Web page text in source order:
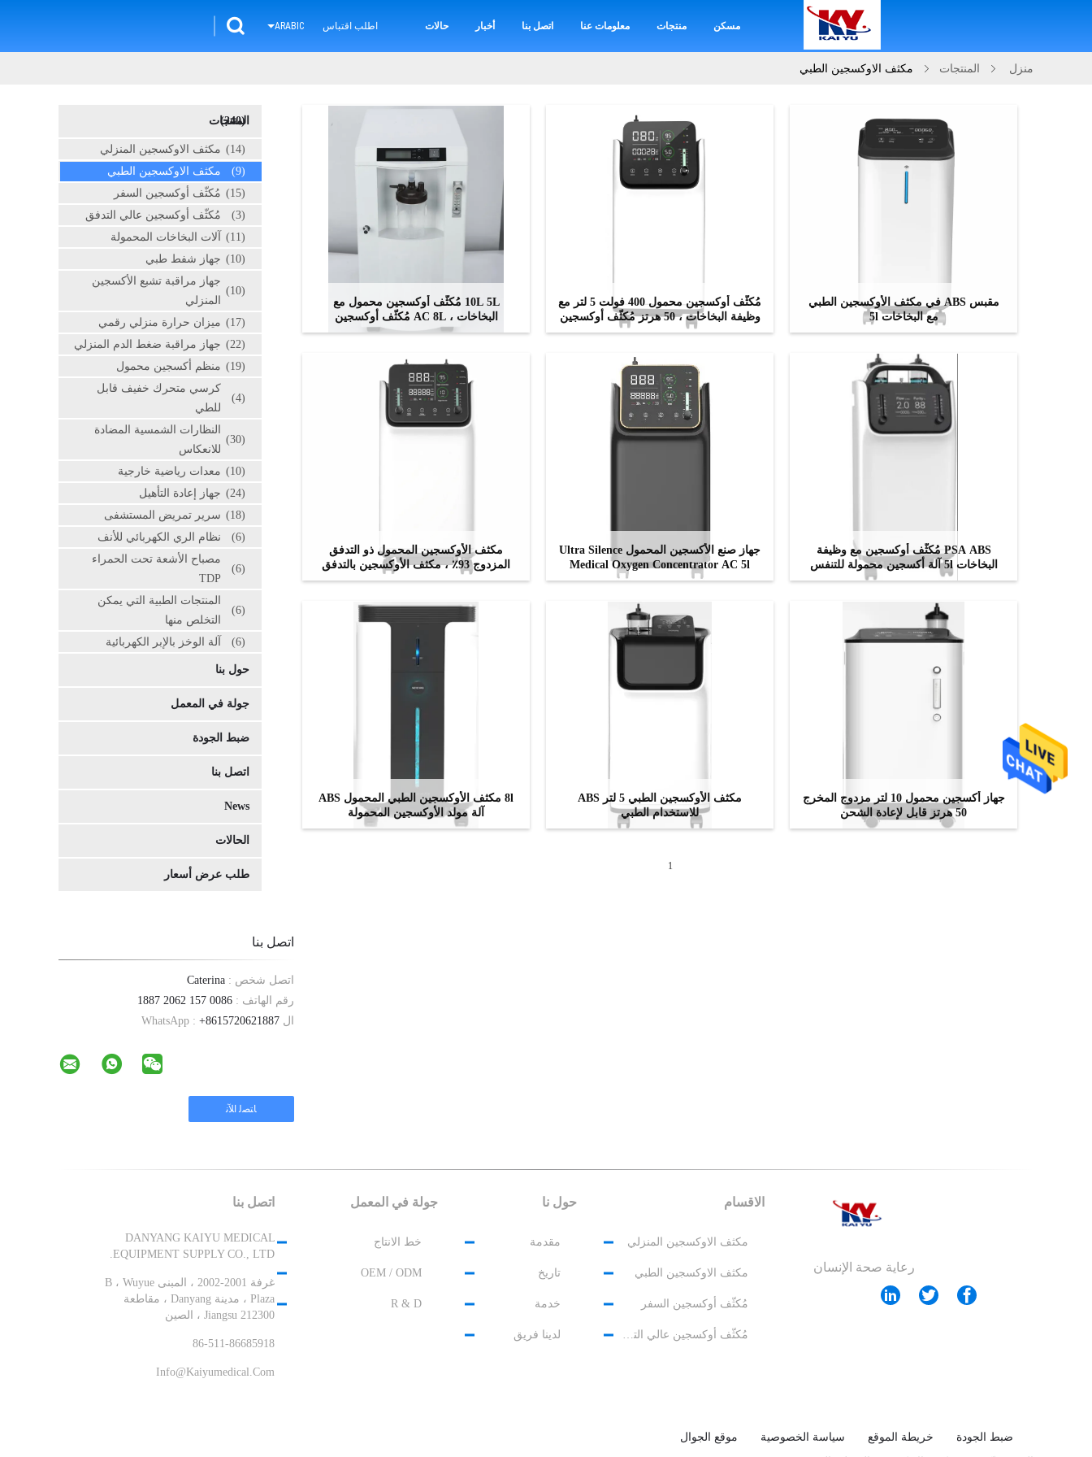
مسكن منتجات معلومات عنا اتصل بنا أخبار حالات اطلب اقتباس ARABIC
منزل المنتجات مكثف الاوكسجين الطبي
المنتجات
(240)
مكثف الاوكسجين المنزلي
(14)
مكثف الاوكسجين الطبي
(9)
مُكثّف أوكسجين السفر
(15)
مُكثّف أوكسجين عالي التدفق
(3)
آلات البخاخات المحمولة
(11)
جهاز شفط طبي
(10)
جهاز مراقبة تشبع الأكسجين
المنزلي
(10)
ميزان حرارة منزلي رقمي
(17)
جهاز مراقبة ضغط الدم المنزلي
(22)
منظم أكسجين محمول
(19)
كرسي متحرك خفيف قابل
للطي
(4)
النظارات الشمسية المضادة
للانعكاس
(30)
معدات رياضية خارجية
(10)
جهاز إعادة التأهيل
(24)
سرير تمريض المستشفى
(18)
نظام الري الكهربائي للأنف
(6)
مصباح الأشعة تحت الحمراء
TDP
(6)
المنتجات الطبية التي يمكن
التخلص منها
(6)
آلة الوخز بالإبر الكهربائية (6)
حول بنا
جولة في المعمل
ضبط الجودة
اتصل بنا
News
الحالات
طلب عرض أسعار
اتصل بنا
اتصل شخص :
رقم الهاتف :
ال WhatsApp : +8615720621887
10L 5L مُكثّف أوكسجين محمول مع
البخاخات ، AC 8L مُكثّف أوكسجين
مُكثّف أوكسجين محمول 400 فولت 5 لتر مع
وظيفة البخاخات ، 50 هرتز مُكثّف أوكسجين
10 لتر 220 فولت
مقبس ABS في مكثف الأوكسجين الطبي
مع البخاخات 5l
مكثف الأوكسجين المحمول ذو التدفق
المزدوج 93٪ ، مكثف الأوكسجين بالتدفق
المستمر 50 هرتز
جهاز صنع الأكسجين المحمول Ultra Silence
Medical Oxygen Concentrator AC 5l
PSA ABS مُكثّف أوكسجين مع وظيفة
البخاخات 5l آلة أكسجين محمولة للتنفس
8l مكثف الأوكسجين الطبي المحمول ABS
آلة مولد الأوكسجين المحمولة
مكثف الأوكسجين الطبي 5 لتر ABS
للاستخدام الطبي
جهاز أكسجين محمول 10 لتر مزدوج المخرج
50 هرتز قابل لإعادة الشحن
1
رعاية صحة الإنسان
الاقسام
مكثف الاوكسجين المنزلي
مكثف الاوكسجين الطبي
مُكثّف أوكسجين السفر
مُكثّف أوكسجين عالي التدفق
حول نا
مقدمة
تاريخ
خدمة
لدينا فريق
جولة في المعمل
خط الانتاج
OEM / ODM
R & D
اتصل بنا
DANYANG KAIYU MEDICAL
EQUIPMENT SUPPLY CO., LTD.
غرفة 2001-2002 ، المبنى B ، Wuyue
Plaza ، مدينة Danyang ، مقاطعة
Jiangsu 212300 ، الصين
86-511-86685918
Info@kaiyumedical.com
ضبط الجودة خريطة الموقع سياسة الخصوصية
موقع الجوال